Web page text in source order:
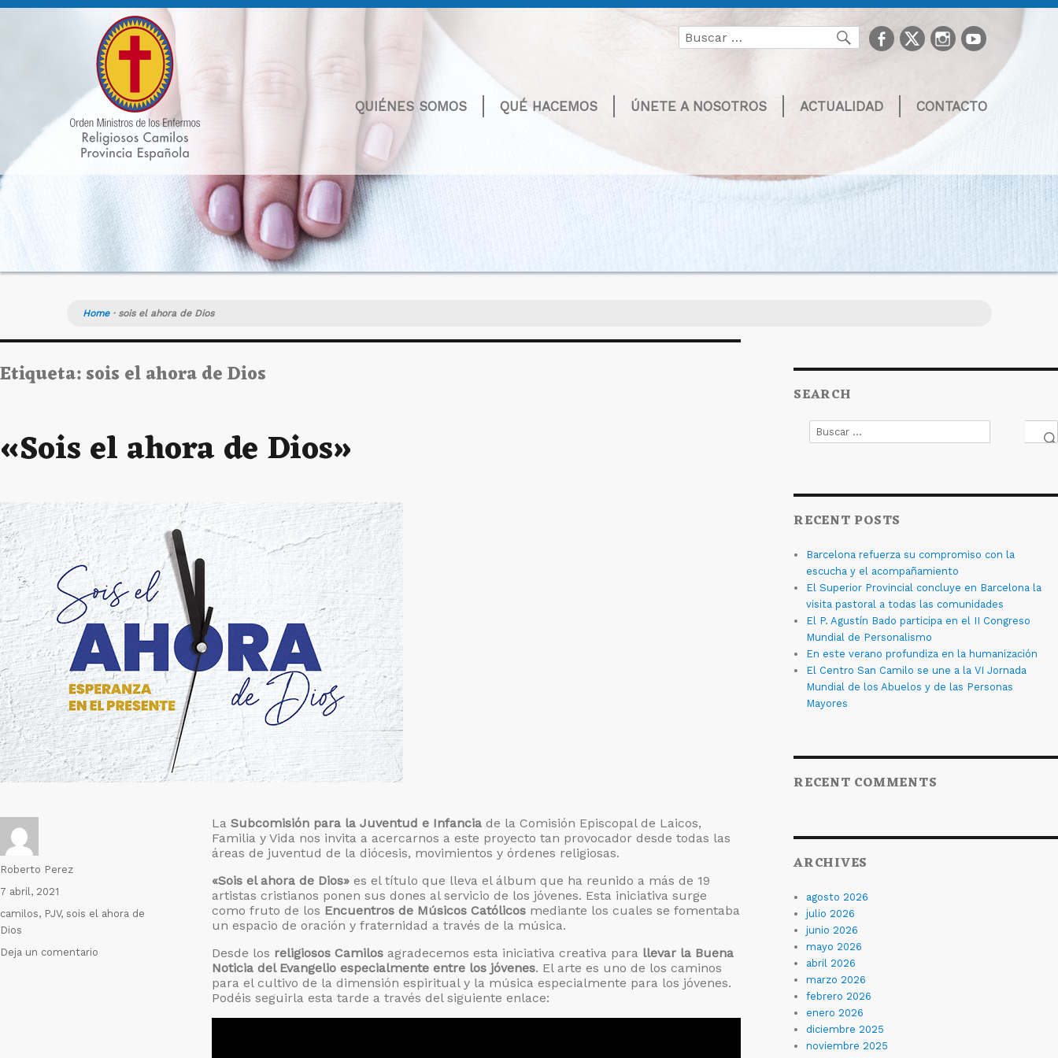
Buscar
por:
Buscarfacebook
TwitterInstagram
youtube
QUIÉNES SOMOS QUÉ HACEMOS ÚNETE A NOSOTROS ACTUALIDAD CONTACTO
Home· sois el ahora de Dios
Etiqueta:sois el ahora de Dios
«Sois el ahora de Dios»
La Subcomisión para la Juventud e Infanciade la Comisión Episcopal de Laicos,
Familia y Vida nos invita a acercarnos a este proyecto tan provocador desde todas las
áreas de juventud de la diócesis, movimientos y órdenes religiosas.
«Sois el ahora de Dios»es el título que lleva el álbum que ha reunido a más de 19
artistas cristianos ponen sus dones al servicio de los jóvenes. Esta iniciativa surge
como fruto de los Encuentros de Músicos Católicos mediante los cuales se fomentaba
un espacio de oración y fraternidad a través de la música.
Desde los religiosos Camilosagradecemos esta iniciativa creativa para llevar la Buena
Noticia del Evangelio especialmente entre los jóvenes. El arte es uno de los caminos
para el cultivo de la dimensión espiritual y la música especialmente para los jóvenes.
Podéis seguirla esta tarde a través del siguiente enlace:
Autor
Roberto Perez
Publicado
7 abril, 2021
Etiquetas
camilos, PJV, sois el ahora de
Dios
Deja un comentario
SEARCH
Buscar
por:
RECENT POSTS
Barcelona refuerza su compromiso con la
escucha y el acompañamiento
El Superior Provincial concluye en Barcelona la
visita pastoral a todas las comunidades
El P. Agustín Bado participa en el II Congreso
Mundial de Personalismo
En este verano profundiza en la humanización
El Centro San Camilo se une a la VI Jornada
Mundial de los Abuelos y de las Personas
Mayores
RECENT COMMENTS
ARCHIVES
agosto 2026
julio 2026
junio 2026
mayo 2026
abril 2026
marzo 2026
febrero 2026
enero 2026
diciembre 2025
noviembre 2025